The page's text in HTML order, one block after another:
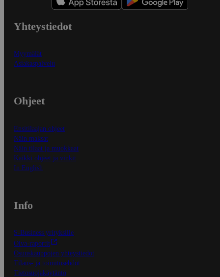
Yhteystiedot
Myymälät
Asiakaspalvelu
Ohjeet
Ensitilaajan ohjeet
Näin maksat
Näin tilaat ja muokkaat
Kaikki ohjeet ja vinkit
In English
Info
S-Business yrityksille
Oiva-raportit
Osuuskauppojen yhteystiedot
Tilaus- ja toimitusehdot
Tietosuojakäytäntö